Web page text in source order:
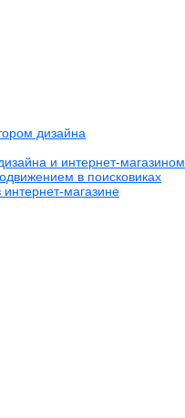
дизайна
и интернет-магазином
в поисковиках
магазине